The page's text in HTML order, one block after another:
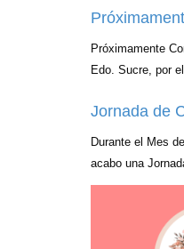
Próximamente
Edo. Sucre, por
Jornada de
Durante el Mes
acabo una